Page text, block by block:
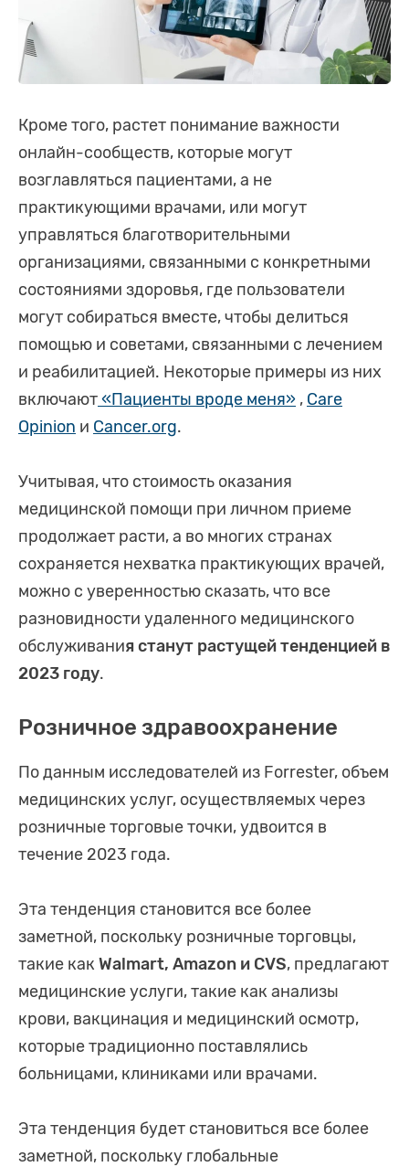
Кроме того, растет понимание важности
онлайн-сообществ, которые могут
возглавляться пациентами, а не
практикующими врачами, или могут
управляться благотворительными
организациями, связанными с конкретными
состояниями здоровья, где пользователи
могут собираться вместе, чтобы делиться
помощью и советами, связанными с лечением
и реабилитацией. Некоторые примеры из них
включают«Пациенты вроде меня» , Care
Opinion и Cancer.org.
Учитывая, что стоимость оказания
медицинской помощи при личном приеме
продолжает расти, а во многих странах
сохраняется нехватка практикующих врачей,
можно с уверенностью сказать, что все
разновидности удаленного медицинского
обслуживания станут растущей тенденцией в
2023 году.
Розничное здравоохранение
По данным исследователей из Forrester, объем
медицинских услуг, осуществляемых через
розничные торговые точки, удвоится в
течение 2023 года.
Эта тенденция становится все более
заметной, поскольку розничные торговцы,
такие как Walmart, Amazon и CVS, предлагают
медицинские услуги, такие как анализы
крови, вакцинация и медицинский осмотр,
которые традиционно поставлялись
больницами, клиниками или врачами.
Эта тенденция будет становиться все более
заметной, поскольку глобальные